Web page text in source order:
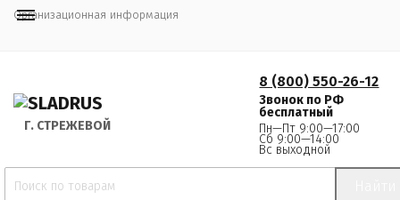
Организационная информация
Г. СТРЕЖЕВОЙ
8 (800) 550-26-12
Звонок по РФ
бесплатный
Пн—Пт 9:00—17:00
Сб 9:00—14:00
Вс выходной